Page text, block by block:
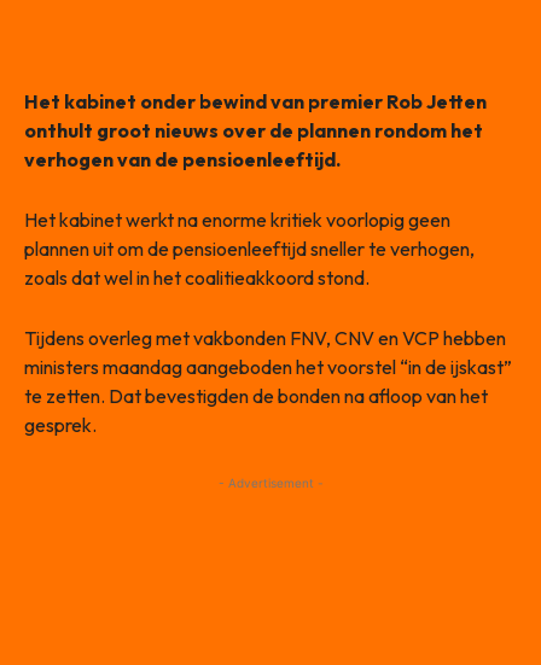
Het kabinet onder bewind van premier Rob Jetten
onthult groot nieuws over de plannen rondom het
verhogen van de pensioenleeftijd.
Het kabinet werkt na enorme kritiek voorlopig geen
plannen uit om de pensioenleeftijd sneller te verhogen,
zoals dat wel in het coalitieakkoord stond.
Tijdens overleg met vakbonden FNV, CNV en VCP hebben
ministers maandag aangeboden het voorstel “in de ijskast”
te zetten. Dat bevestigden de bonden na afloop van het
gesprek.
- Advertisement -